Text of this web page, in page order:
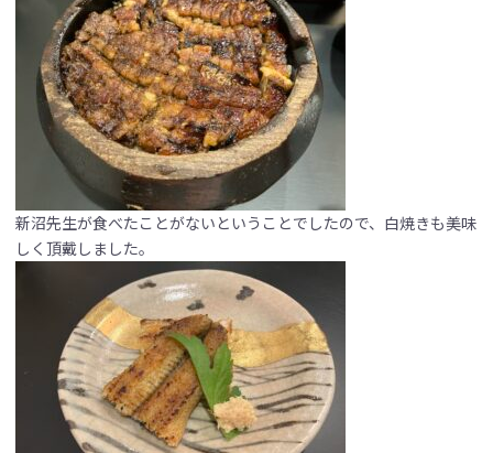
新沼先生が食べたことがないということでしたので、白焼きも美味
しく頂戴しました。